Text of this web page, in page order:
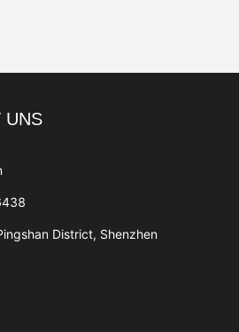
UNS
District, Shenzhen